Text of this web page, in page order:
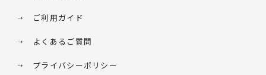
ご利用ガイド
よくあるご質問
プライバシーポリシー